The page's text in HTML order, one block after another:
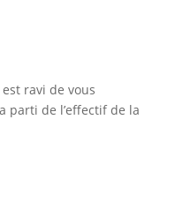
ravi de vous
parti de l’effectif de la